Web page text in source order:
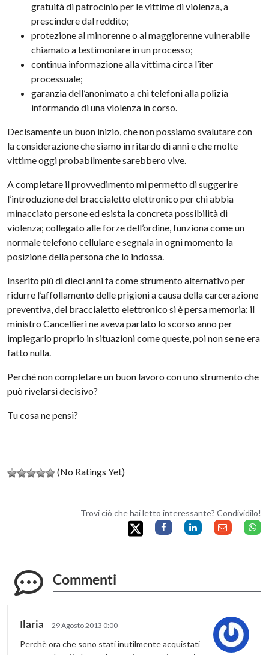
gratuità di patrocinio per le vittime di violenza, a
prescindere dal reddito;
protezione al minorenne o al maggiorenne vulnerabile
chiamato a testimoniare in un processo;
continua informazione alla vittima circa l’iter
processuale;
garanzia dell’anonimato a chi telefoni alla polizia
informando di una violenza in corso.
Decisamente un buon inizio, che non possiamo svalutare con
la considerazione che siamo in ritardo di anni e che molte
vittime oggi probabilmente sarebbero vive.
A completare il provvedimento mi permetto di suggerire
l’introduzione del braccialetto elettronico per chi abbia
minacciato persone ed esista la concreta possibilità di
violenza; collegato alle forze dell’ordine, funziona come un
normale telefono cellulare e segnala in ogni momento la
posizione della persona che lo indossa.
Inserito più di dieci anni fa come strumento alternativo per
ridurre l’affollamento delle prigioni a causa della carcerazione
preventiva, del braccialetto elettronico si è persa memoria: il
ministro Cancellieri ne aveva parlato lo scorso anno per
impiegarlo proprio in situazioni come queste, poi non se ne era
fatto nulla.
Perché non completare un buon lavoro con uno strumento che
può rivelarsi decisivo?
Tu cosa ne pensi?
(No Ratings Yet)
Trovi ciò che hai letto interessante? Condividilo!
Commenti
Ilaria 29 Agosto 2013 0:00
Perchè ora che sono stati inutilmente acquistati